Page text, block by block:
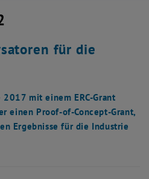
auflisten
für die
mit einem ERC-Grant
einen Proof-of-Concept-Grant,
Ergebnisse für die Industrie